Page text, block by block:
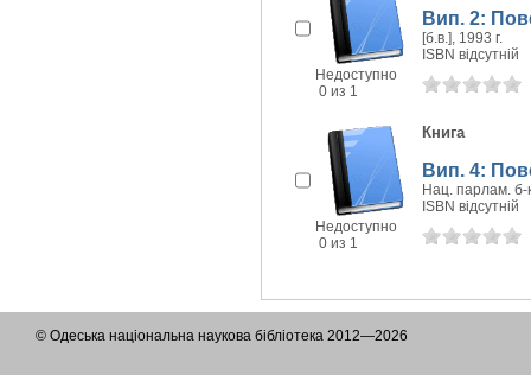
Недоступно
0 из 1
Вип. 2:
[б.в.], 1993 г.
ISBN відсутній
Недоступно
0 из 1
Книга
Вип. 4:
Нац. парлам. б-
ISBN відсутній
© Одеська національна наукова бібліотека 2012—2026